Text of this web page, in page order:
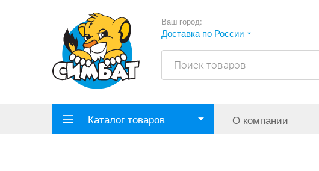
Ваш город:
Доставка по России
Каталог товаров О компании